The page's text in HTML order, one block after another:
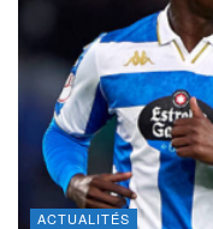
ACTUALITÉS